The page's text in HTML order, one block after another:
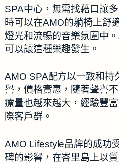
SPA中心，無需找藉口讓
時可以在AMO的躺椅上舒
燈光和流暢的音樂氛圍中
可以讓這種樂趣發生。
AMO SPA配方以一致和持
譽，價格實惠，隨著聲譽
療量也越來越大，經驗豐
際客戶群。
AMO Lifestyle品牌的成功
碑的影響，在峇里島上以